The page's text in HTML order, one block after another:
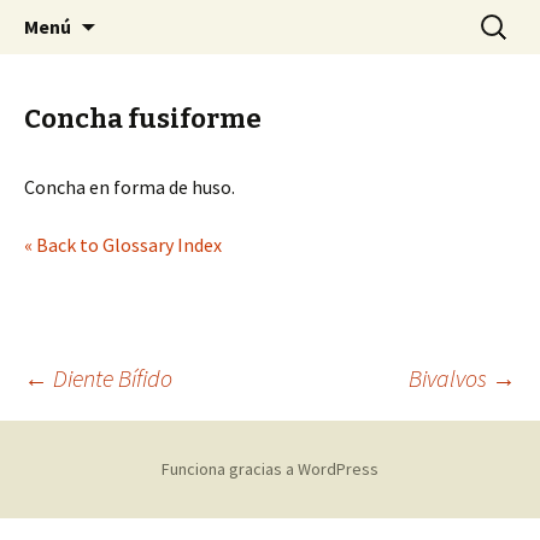
SMACH
Sociedad Malacológica de Chile
Menú Buscar:
Concha fusiforme
Concha en forma de huso.
« Back to Glossary Index
Navegación
de
← Diente Bífido Bivalvos →
Funciona gracias a WordPress